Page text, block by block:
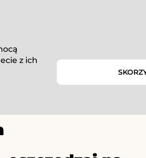
z ich